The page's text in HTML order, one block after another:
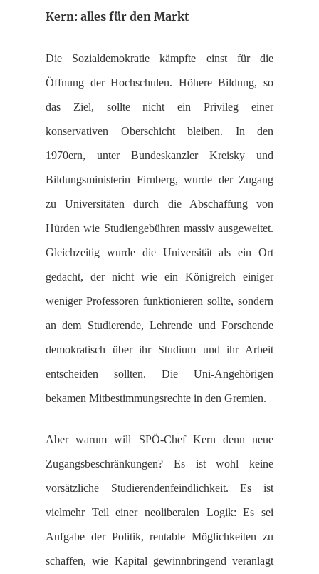
Kern: alles für den Markt
Die Sozialdemokratie kämpfte einst für die
Öffnung der Hochschulen. Höhere Bildung, so
das Ziel, sollte nicht ein Privileg einer
konservativen Oberschicht bleiben. In den
1970ern, unter Bundeskanzler Kreisky und
Bildungsministerin Firnberg, wurde der Zugang
zu Universitäten durch die Abschaffung von
Hürden wie Studiengebühren massiv ausgeweitet.
Gleichzeitig wurde die Universität als ein Ort
gedacht, der nicht wie ein Königreich einiger
weniger Professoren funktionieren sollte, sondern
an dem Studierende, Lehrende und Forschende
demokratisch über ihr Studium und ihr Arbeit
entscheiden sollten. Die Uni-Angehörigen
bekamen Mitbestimmungsrechte in den Gremien.
Aber warum will SPÖ-Chef Kern denn neue
Zugangsbeschränkungen? Es ist wohl keine
vorsätzliche Studierendenfeindlichkeit. Es ist
vielmehr Teil einer neoliberalen Logik: Es sei
Aufgabe der Politik, rentable Möglichkeiten zu
schaffen, wie Kapital gewinnbringend veranlagt